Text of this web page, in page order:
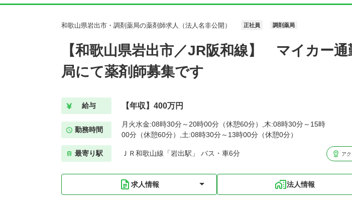
和歌山県岩出市・調剤薬局の薬剤師求人（法人名非公開） 正社員 調剤薬局
【和歌山県岩出市／JR阪和線】 マイカー
局にて薬剤師募集です
給与 【年収】400万円
勤務時間
月火水金:08時30分～20時00分（休憩60分）,木:08時30分～15時
00分（休憩60分）,土:08時30分～13時00分（休憩0分）
最寄り駅 ＪＲ和歌山線「岩出駅」 バス・車6分 ア
求人情報 法人情報